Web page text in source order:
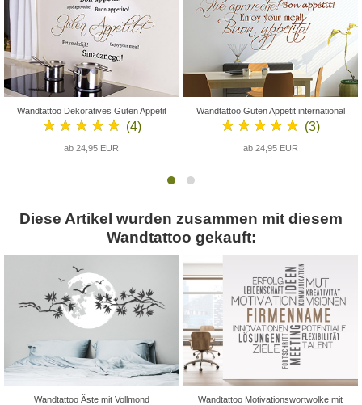
Wandtattoo Dekoratives Guten Appetit
★★★★★ (4)
ab 24,95 EUR
Wandtattoo Guten Appetit international
★★★★★ (3)
ab 24,95 EUR
Diese Artikel wurden zusammen mit diesem
Wandtattoo gekauft:
Wandtattoo Äste mit Vollmond
Wandtattoo Motivationswortwolke mit